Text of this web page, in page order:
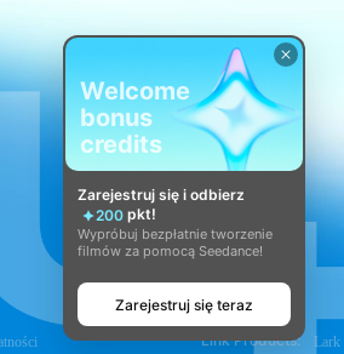
Link Products: Lark
Welcome
bonus
credits
Zarejestruj się i odbierz
200 pkt!
Wypróbuj bezpłatnie tworzenie
filmów za pomocą Seedance!
Zarejestruj się teraz